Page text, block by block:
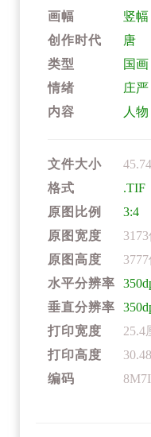
画幅
竖幅
创作时代
唐
类型
国画
情绪
庄严
内容
人物
文件大小
格式
.TIF
原图比例
3:4
原图宽度
原图高度
水平分辨率
垂直分辨率
打印宽度
25.4
打印高度
编码